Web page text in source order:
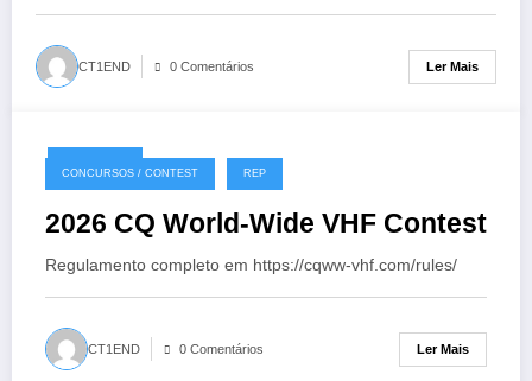
CT1END 0 Comentários Ler Mais
18/07/2026
CONCURSOS / CONTEST REP
2026 CQ World-Wide VHF Contest
Regulamento completo em https://cqww-vhf.com/rules/
CT1END 0 Comentários Ler Mais